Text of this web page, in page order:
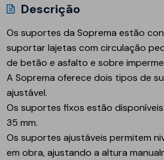
Descrição
Os suportes da Soprema estão
suportar lajetas com circulação
de betão e asfalto e sobre
A Soprema oferece dois tipos de
ajustável.
Os suportes fixos estão
35 mm.
Os suportes ajustáveis permitem
em obra, ajustando a altura